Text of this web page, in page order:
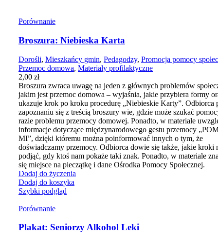
Porównanie
Broszura: Niebieska Karta
Dorośli, Mieszkańcy gmin, Pedagodzy, Promocja pomocy
Przemoc domowa, Materiały profilaktyczne
2,00 zł
Broszura zwraca uwagę na jeden z głównych problemów
jakim jest przemoc domowa – wyjaśnia, jakie przybiera formy
ukazuje krok po kroku procedurę „Niebieskie Karty”. Odbiorca
zapoznaniu się z treścią broszury wie, gdzie może szukać
razie problemu przemocy domowej. Ponadto, w materiale
informacje dotyczące międzynarodowego gestu przemocy
MI”, dzięki któremu można poinformować innych o tym, że
doświadczamy przemocy. Odbiorca dowie się także, jakie kroki
podjąć, gdy ktoś nam pokaże taki znak. Ponadto, w materiale
się miejsce na pieczątkę i dane Ośrodka Pomocy Społecznej.
Dodaj do życzenia
Dodaj do koszyka
Szybki podgląd
Porównanie
Plakat: Seniorzy Alkohol Leki